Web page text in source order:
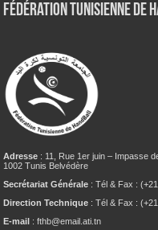
Fédération tunisienne de
Adresse : 11, Rue 1er juin – Impasse
1002 Tunis Belvédère
Secrétariat Générale : Tél & Fax :
Direction Technique : Tél & Fax :
E-mail : fthb@email.ati.tn